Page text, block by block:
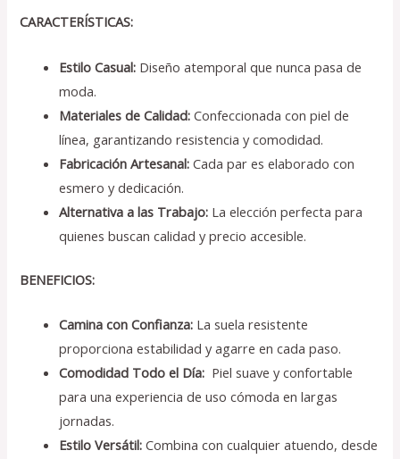
CARACTERÍSTICAS:
Estilo Casual: Diseño atemporal que nunca pasa de
moda.
Materiales de Calidad:Confeccionada con piel de
línea, garantizando resistencia y comodidad.
Fabricación Artesanal: Cada par es elaborado con
esmero y dedicación.
Alternativa a las Trabajo: La elección perfecta para
quienes buscan calidad y precio accesible.
BENEFICIOS:
Camina con Confianza: La suela resistente
proporciona estabilidad y agarre en cada paso.
Comodidad Todo el Día: Piel suave y confortable
para una experiencia de uso cómoda en largas
jornadas.
Estilo Versátil: Combina con cualquier atuendo, desde